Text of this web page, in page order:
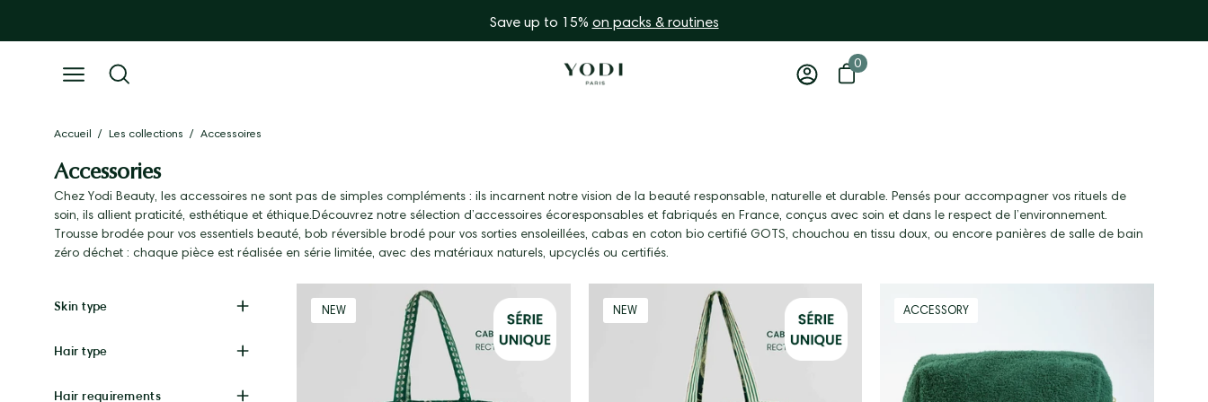
Save up to 15% on packs & routines
Open
menu
Open
bar
My
Open basket
0
0 items
Accueil / Les collections / Accessoires
Accessories
Chez Yodi Beauty, les accessoires ne sont pas de simples compléments : ils incarnent notre vision de la beauté responsable, naturelle et durable. Pensés pour accompagner vos rituels de
soin, ils allient praticité, esthétique et éthique.Découvrez notre sélection d’accessoires écoresponsables et fabriqués en France, conçus avec soin et dans le respect de l’environnement.
Trousse brodée pour vos essentiels beauté, bob réversible brodé pour vos sorties ensoleillées, cabas en coton bio certifié GOTS, chouchou en tissu doux, ou encore panières de salle de bain
zéro déchet : chaque pièce est réalisée en série limitée, avec des matériaux naturels, upcyclés ou certifiés.
Hair requirements
Hair type
Skin type NEW
Cabas
Vert
avec
Feuilles
Recto
NEW
Grand
cabas
blanc
XXL
rayé
ACCESSORY
shake
it